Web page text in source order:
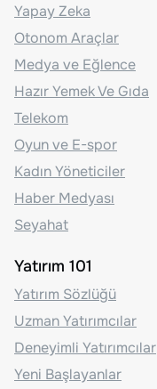
Yapay Zeka
Otonom Araçlar
Medya ve Eğlence
Hazır Yemek Ve Gıda
Telekom
Oyun ve E-spor
Kadın Yöneticiler
Haber Medyası
Seyahat
Yatırım 101
Yatırım Sözlüğü
Uzman Yatırımcılar
Deneyimli Yatırımcılar
Yeni Başlayanlar